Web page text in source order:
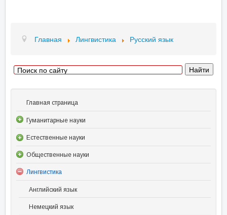
Главная Лингвистика Русский язык
Главная страница
Гуманитарные науки
Естественные науки
Общественные науки
Лингвистика
Английский язык
Немецкий язык